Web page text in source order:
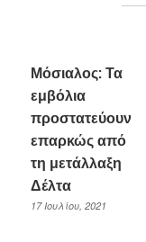
Μόσιαλος: Τα
εμβόλια
προστατεύουν
επαρκώς από
τη μετάλλαξη
Δέλτα
17 Ιουλίου, 2021